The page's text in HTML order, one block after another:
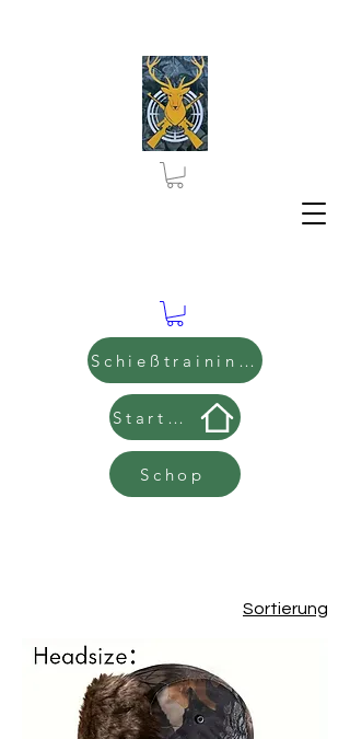
Start Seite
Schop
Schießtraining Buchen
Sortierung